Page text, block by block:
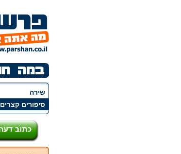
שירה
סיפורים קצרים